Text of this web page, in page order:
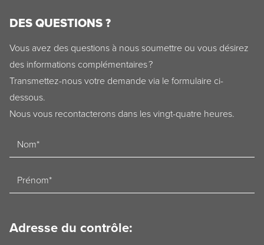
DES QUESTIONS ?
Vous avez des questions à nous soumettre ou vous désirez
des informations complémentaires ?
Transmettez-nous votre demande via le formulaire ci-
dessous.
Nous vous recontacterons dans les vingt-quatre heures.
Naam
Voornaam
Adresse du contrôle: